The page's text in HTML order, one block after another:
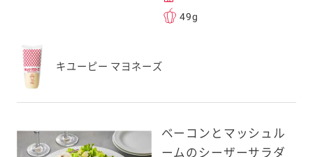
49g
キユーピー マヨネーズ
ベーコンとマッシュル
ームのシーザーサラダ